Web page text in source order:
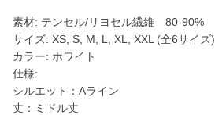
素材: テンセル/リヨセル繊維 80-90%
サイズ: XS, S, M, L, XL, XXL (全6サイズ)
カラー: ホワイト
仕様:
シルエット：Aライン
丈：ミドル丈